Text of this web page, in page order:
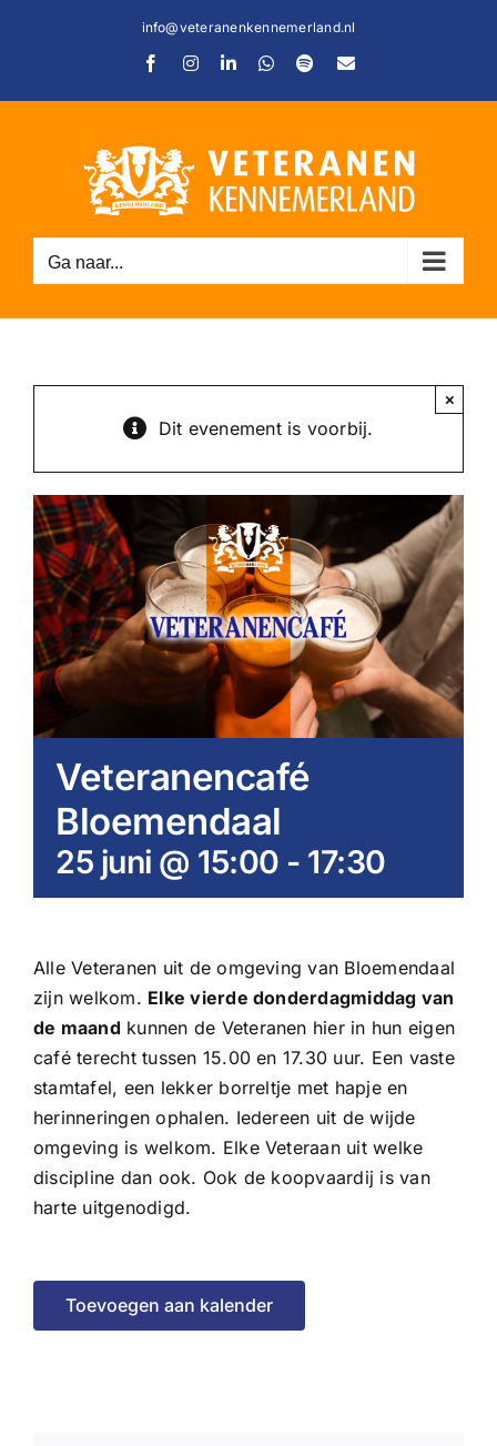
info@veteranenkennemerland.nl
FacebookInstagramLinkedInWhatsApp
SpotifyE-
Ga naar...
Dit evenement is voorbij.
×
Veteranencafé
Bloemendaal
25 juni @ 15:00 - 17:30
Alle Veteranen uit de omgeving van Bloemendaal
zijn welkom. Elke vierde donderdagmiddag van
de maand kunnen de Veteranen hier in hun eigen
café terecht tussen 15.00 en 17.30 uur. Een vaste
stamtafel, een lekker borreltje met hapje en
herinneringen ophalen. Iedereen uit de wijde
omgeving is welkom. Elke Veteraan uit welke
discipline dan ook. Ook de koopvaardij is van
harte uitgenodigd.
Toevoegen aan kalender